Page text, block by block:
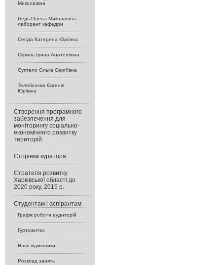
Миколаївна
Педь Олена Миколаївна –
лаборант кафедри
Сегіда Катерина Юріївна
Скриль Ірина Анатоліївна
Суптело Ольга Сергіївна
Телебєнєва Євгенія
Юріївна
Створення програмного
забезпечення для
моніторингу соціально-
економічного розвитку
територій
Сторінка куратора
Стратегія розвитку
Харківської області до
2020 року, 2015 р.
Студентам і аспірантам
Графік роботи аудиторій
Гуртожиток
Наші відмінники
Розклад занять